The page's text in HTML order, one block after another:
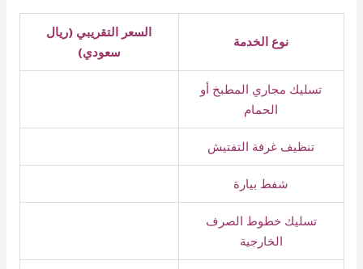
نوع الخدمة
السعر التقريبي (ريال
سعودي)
تسليك مجاري المطبخ أو
الحمام
تنظيف غرفة التفتيش
شفط بيارة
تسليك خطوط الصرف
الخارجية